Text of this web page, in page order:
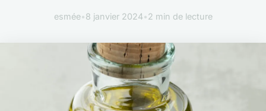
esmée•8 janvier 2024•2 min de lecture